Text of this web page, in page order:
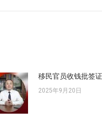
移民官员收钱批签
2025年9月20日